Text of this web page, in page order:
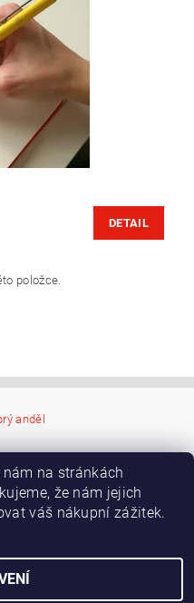
DETAIL
položce.
anděl
na stránkách
že nám jejich
váš nákupní zážitek.